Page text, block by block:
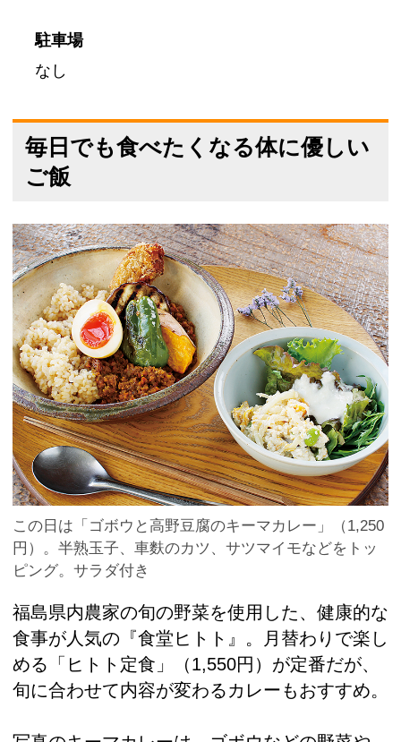
駐車場
なし
毎日でも食べたくなる体に優しい
ご飯
この日は「ゴボウと高野豆腐のキーマカレー」（1,250
円）。半熟玉子、車麩のカツ、サツマイモなどをトッ
ピング。サラダ付き
福島県内農家の旬の野菜を使用した、健康的な
食事が人気の『食堂ヒトト』。月替わりで楽し
める「ヒトト定食」（1,550円）が定番だが、
旬に合わせて内容が変わるカレーもおすすめ。